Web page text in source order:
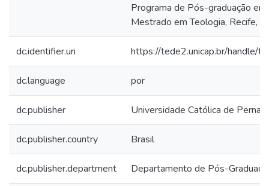
Programa de Pós-graduação em
Mestrado em Teologia, Recife,
dc.identifier.uri https://tede2.unicap.br/handle/
dc.language por
dc.publisher Universidade Católica de
dc.publisher.country Brasil
dc.publisher.department Departamento de Pós-